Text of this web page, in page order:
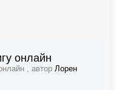
онлайн
, автор Лорен